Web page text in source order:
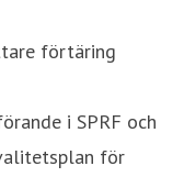
förtäring
i SPRF och
för